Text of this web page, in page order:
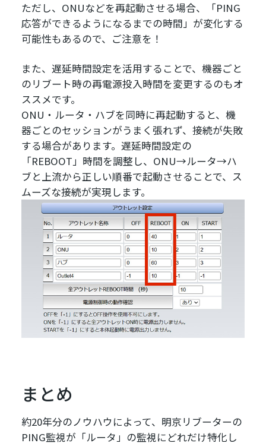
ただし、ONUなどを再起動させる場合、「PING
応答ができるようになるまでの時間」が変化する
可能性もあるので、ご注意を！
また、遅延時間設定を活用することで、機器ごと
のリブート時の再電源投入時間を変更するのもオ
ススメです。
ONU・ルータ・ハブを同時に再起動すると、機
器ごとのセッションがうまく張れず、接続が失敗
する場合があります。遅延時間設定の
「REBOOT」時間を調整し、ONU→ルータ→ハ
ブと上流から正しい順番で起動させることで、ス
ムーズな接続が実現します。
まとめ
約20年分のノウハウによって、明京リブーターの
PING監視が「ルータ」の監視にどれだけ特化し